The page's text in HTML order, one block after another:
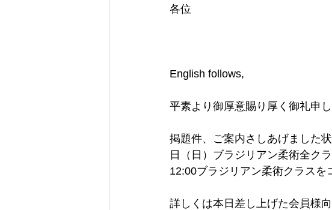
各位
English follows,
平素より御厚意賜り厚く御礼申
掲題件、ご案内さしあげました
日（日）ブラジリアン柔術全ク
12:00ブラジリアン柔術クラス
詳しくは本日差し上げた会員様